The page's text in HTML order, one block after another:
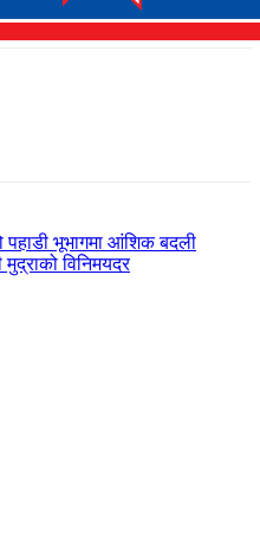
भूभागमा आंशिक बदली
विनिमयदर